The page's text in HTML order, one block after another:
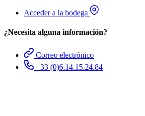
Acceder a la bodega
¿Necesita alguna información?
Correo electrónico
+33 (0)6.14.15.24.84